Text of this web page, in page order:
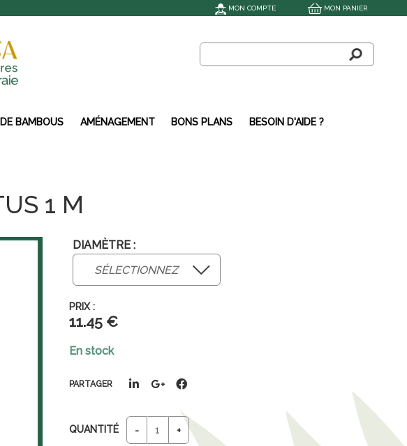
BAMBOUS AMÉNAGEMENT BONS PLANS BESOIN D'AIDE ?
1 M
DIAMÈTRE :
11.45€
En stock
QUANTITÉ
PARTAGER
MON COMPTE MON PANIER